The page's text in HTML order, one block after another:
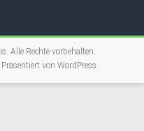
. Alle Rechte vorbehalten.
von WordPress.